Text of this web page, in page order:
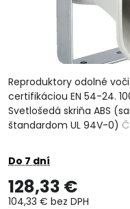
Reproduktory odolné
certifikáciou EN 54-24.
Svetlošedá skriňa ABS
štandardom UL 94V-0)
Do 7 dní
128,33 €
104,33 € bez DPH